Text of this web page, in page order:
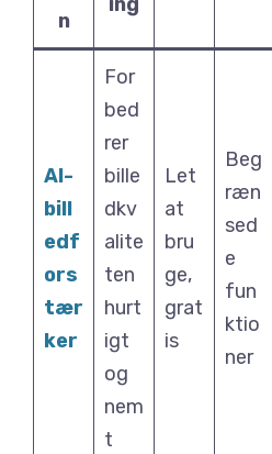
n
AI-
bill
edf
ors
tær
ker
For
bed
rer
bille
dkv
alite
ten
hurt
igt
og
nem
t
Let
at
bru
ge,
grat
is
Beg
ræn
sed
e
fun
ktio
ner